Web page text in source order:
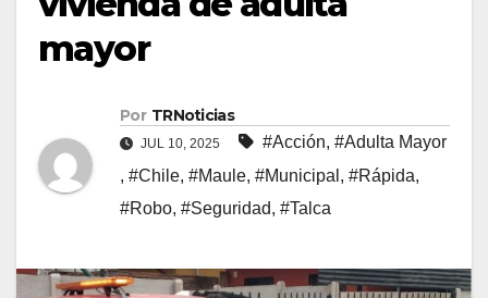
mayor
Por TRNoticias
JUL 10, 2025 #Acción, #Adulta Mayor
, #Chile, #Maule, #Municipal , #Rápida,
#Robo, #Seguridad, #Talca